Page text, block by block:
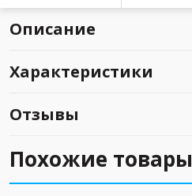
Описание
Характеристики
Отзывы
Похожие товары